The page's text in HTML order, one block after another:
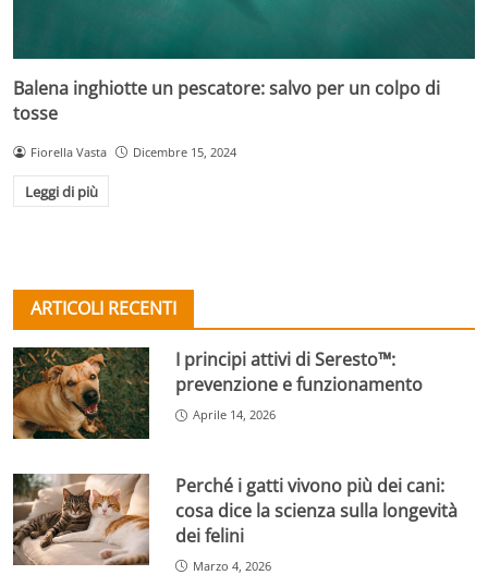
Balena inghiotte un pescatore: salvo per un colpo di
tosse
Fiorella Vasta Dicembre 15, 2024
Leggi di più
ARTICOLI RECENTI
I principi attivi di Seresto™:
prevenzione e funzionamento
Aprile 14, 2026
Perché i gatti vivono più dei cani:
cosa dice la scienza sulla longevità
dei felini
Marzo 4, 2026